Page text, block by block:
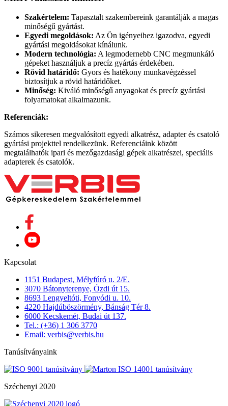
Szakértelem: Tapasztalt szakembereink garantálják a magas
minőségű gyártást.
Egyedi megoldások: Az Ön igényeihez igazodva, egyedi
gyártási megoldásokat kínálunk.
Modern technológia: A legmodernebb CNC megmunkáló
gépeket használjuk a precíz gyártás érdekében.
Rövid határidő: Gyors és hatékony munkavégzéssel
biztosítjuk a rövid határidőket.
Minőség: Kiváló minőségű anyagokat és precíz gyártási
folyamatokat alkalmazunk.
Referenciák:
Számos sikeresen megvalósított egyedi alkatrész, adapter és csatoló
gyártási projekttel rendelkezünk. Referenciáink között
megtalálhatók ipari és mezőgazdasági gépek alkatrészei, speciális
adapterek és csatolók.
Kapcsolat
1151 Budapest, Mélyfúró u. 2/E.
3070 Bátonyterenye, Ózdi út 15.
8693 Lengyeltóti, Fonyódi u. 10.
4220 Hajdúböszörmény, Bánság Tér 8.
6000 Kecskemét, Budai út 137.
Tel.: (+36) 1 306 3770
Email: verbis@verbis.hu
Tanúsítványaink
Széchenyi 2020